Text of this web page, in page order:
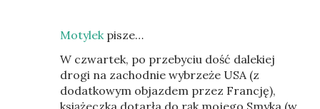
Motylekpisze…
W czwartek, po przebyciu dość dalekiej
drogi na zachodnie wybrzeże USA (z
dodatkowym objazdem przez Francję),
książeczka dotarła do rąk mojego Smyka (w